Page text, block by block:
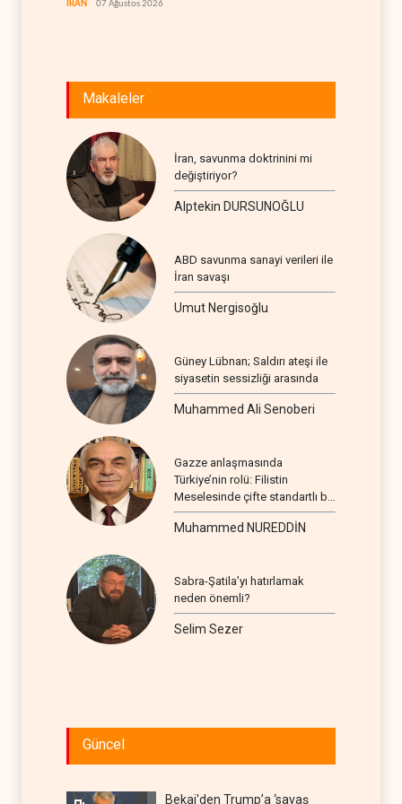
İRAN 07 Ağustos 2026
Makaleler
İran, savunma doktrinini mi
değiştiriyor?
Alptekin DURSUNOĞLU
ABD savunma sanayi verileri ile
İran savaşı
Umut Nergisoğlu
Güney Lübnan; Saldırı ateşi ile
siyasetin sessizliği arasında
Muhammed Ali Senoberi
Gazze anlaşmasında
Türkiye’nin rolü: Filistin
Meselesinde çifte standartlı bir
seyir
Muhammed NUREDDİN
Sabra-Şatila’yı hatırlamak
neden önemli?
Selim Sezer
Güncel
Bekai'den Trump’a ‘savaş